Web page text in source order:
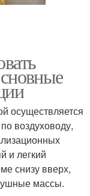
осуществляется
воздуховоду,
и легкий
снизу вверх,
массы.